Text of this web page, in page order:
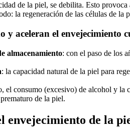
de la piel, se debilita. Esto
la regeneración de las células de
y aceleran el envejecimiento
almacenamiento: con el paso de los
: la capacidad natural de la piel para
el consumo (excesivo) de alcohol y
de la piel.
envejecimiento de la